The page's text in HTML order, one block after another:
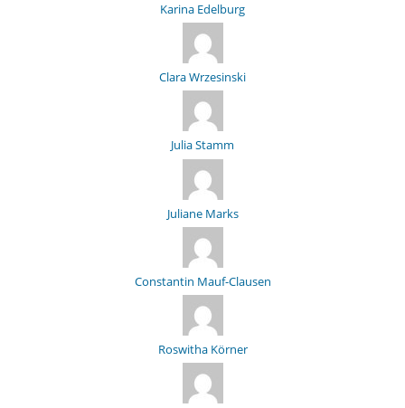
Karina Edelburg
Clara Wrzesinski
Julia Stamm
Juliane Marks
Constantin Mauf-Clausen
Roswitha Körner